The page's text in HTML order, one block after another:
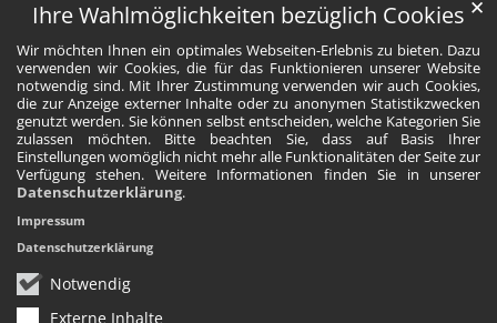
Ihre Wahlmöglichkeiten bezüglich Cookies
Wir möchten Ihnen ein optimales Webseiten-Erlebnis zu bieten. Dazu
verwenden wir Cookies, die für das Funktionieren unserer Website
notwendig sind. Mit Ihrer Zustimmung verwenden wir auch Cookies,
die zur Anzeige externer Inhalte oder zu anonymen Statistikzwecken
genutzt werden. Sie können selbst entscheiden, welche Kategorien Sie
zulassen möchten. Bitte beachten Sie, dass auf Basis Ihrer
Einstellungen womöglich nicht mehr alle Funktionalitäten der Seite zur
Verfügung stehen. Weitere Informationen finden Sie in unserer
Datenschutzerklärung.
Notwendig
Externe Inhalte
✕
Impressum
Datenschutzerklärung